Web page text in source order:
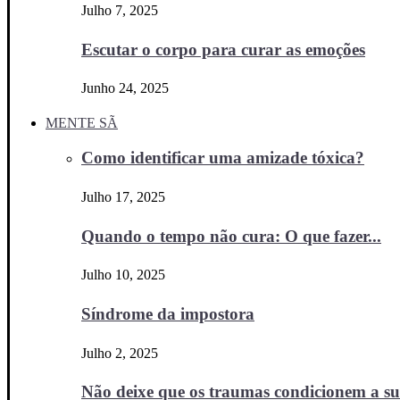
Julho 7, 2025
Escutar o corpo para curar as emoções
Junho 24, 2025
MENTE SÃ
Como identificar uma amizade tóxica?
Julho 17, 2025
Quando o tempo não cura: O que fazer...
Julho 10, 2025
Síndrome da impostora
Julho 2, 2025
Não deixe que os traumas condicionem a